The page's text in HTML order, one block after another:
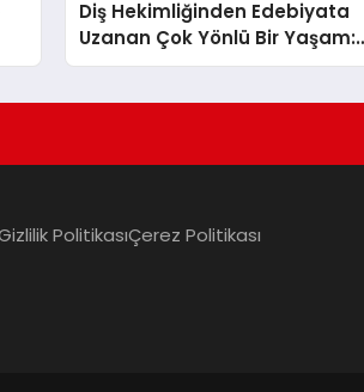
Diş Hekimliğinden Edebiyata
Uzanan Çok Yönlü Bir Yaşam:
Yeşim Şahin Yaman
PolitikasıÇerez Politikası